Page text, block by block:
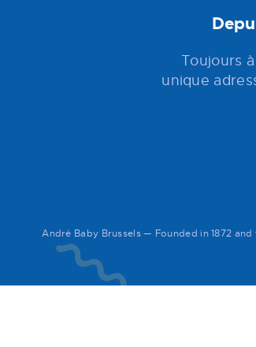
Toujours
unique
André Baby Brussels — Founded in 1872 and